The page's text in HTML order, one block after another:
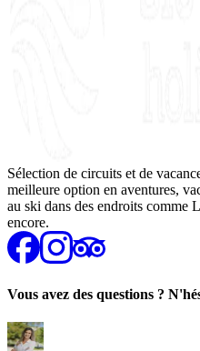
Sélection de circuits et de
meilleure option en aventures,
au ski dans des endroits comme
encore.
Vous avez des questions ?